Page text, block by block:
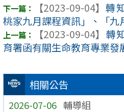
相關公告
2026-07-06 輔導組
【2023-09-04】 轉
桃家九月課程資訊」、「九
【2023-09-04】 轉
育署函有關生命教育專業發